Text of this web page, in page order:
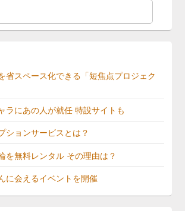
省スペース化できる「短焦点プロジェク
ラにあの人が就任 特設サイトも
ションサービスとは？
を無料レンタル その理由は？
に会えるイベントを開催